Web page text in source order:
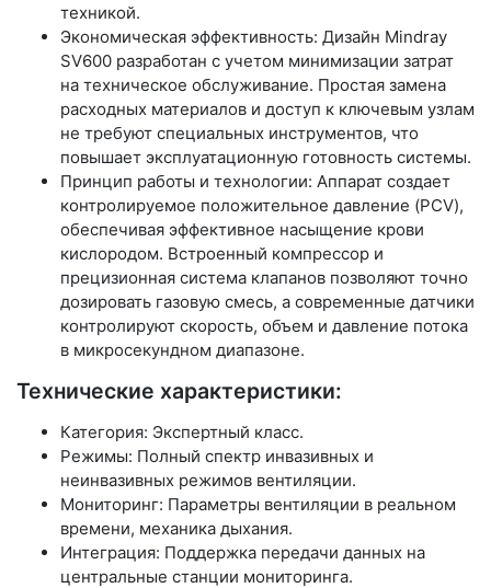
техникой.
Экономическая эффективность: Дизайн Mindray
SV600 разработан с учетом минимизации затрат
на техническое обслуживание. Простая замена
расходных материалов и доступ к ключевым узлам
не требуют специальных инструментов, что
повышает эксплуатационную готовность системы.
Принцип работы и технологии: Аппарат создает
контролируемое положительное давление (PCV),
обеспечивая эффективное насыщение крови
кислородом. Встроенный компрессор и
прецизионная система клапанов позволяют точно
дозировать газовую смесь, а современные датчики
контролируют скорость, объем и давление потока
в микросекундном диапазоне.
Технические характеристики:
Категория: Экспертный класс.
Режимы: Полный спектр инвазивных и
неинвазивных режимов вентиляции.
Мониторинг: Параметры вентиляции в реальном
времени, механика дыхания.
Интеграция: Поддержка передачи данных на
центральные станции мониторинга.